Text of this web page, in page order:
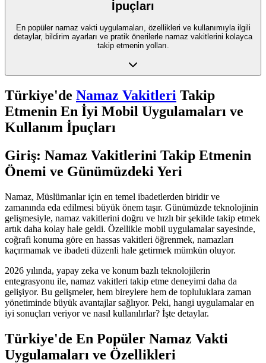
İpuçları
En popüler namaz vakti uygulamaları, özellikleri ve kullanımıyla ilgili
detaylar, bildirim ayarları ve pratik önerilerle namaz vakitlerini kolayca
takip etmenin yolları.
Türkiye'de Namaz Vakitleri Takip
Etmenin En İyi Mobil Uygulamaları ve
Kullanım İpuçları
Giriş: Namaz Vakitlerini Takip Etmenin
Önemi ve Günümüzdeki Yeri
Namaz, Müslümanlar için en temel ibadetlerden biridir ve
zamanında eda edilmesi büyük önem taşır. Günümüzde teknolojinin
gelişmesiyle, namaz vakitlerini doğru ve hızlı bir şekilde takip etmek
artık daha kolay hale geldi. Özellikle mobil uygulamalar sayesinde,
coğrafi konuma göre en hassas vakitleri öğrenmek, namazları
kaçırmamak ve ibadeti düzenli hale getirmek mümkün oluyor.
2026 yılında, yapay zeka ve konum bazlı teknolojilerin
entegrasyonu ile, namaz vakitleri takip etme deneyimi daha da
gelişiyor. Bu gelişmeler, hem bireylere hem de topluluklara zaman
yönetiminde büyük avantajlar sağlıyor. Peki, hangi uygulamalar en
iyi sonuçları veriyor ve nasıl kullanılırlar? İşte detaylar.
Türkiye'de En Popüler Namaz Vakti
Uygulamaları ve Özellikleri